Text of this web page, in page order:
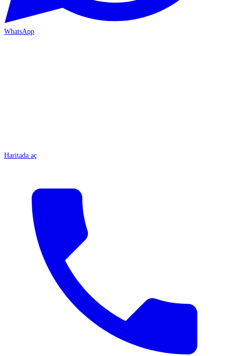
WhatsApp
Haritada aç